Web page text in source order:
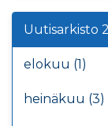
Uutisarkisto
elokuu (1)
heinäkuu (3)